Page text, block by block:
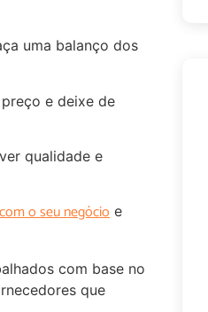
uma balanço dos
e deixe de
qualidade e
o seu negócio e
com base no
que